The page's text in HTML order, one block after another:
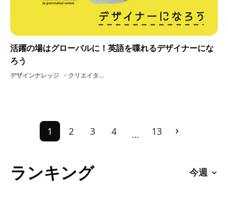
活躍の場はグローバルに！英語を喋れるデザイナーにな
ろう
デザインナレッジ クリエイター支援デザイナー英語サブカルデザインサービス制作職種ITアイデアアウトプットグラフィックデザイン
1 2 3 4 … 13
ランキング